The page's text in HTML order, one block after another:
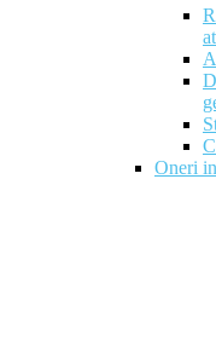
Oneri